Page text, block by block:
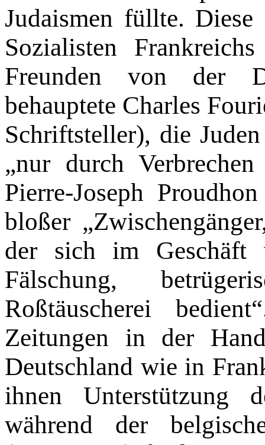
Judaismen füllte.
Sozialisten
Freunden von der
behauptete Char­les
Schriftsteller), die
„nur durch
Pierre-Joseph
bloßer
der sich im
Fälschung,
Roßtäuscherei
Zeitungen in der
Deutschland wie in
ihnen Unterstützung
während der